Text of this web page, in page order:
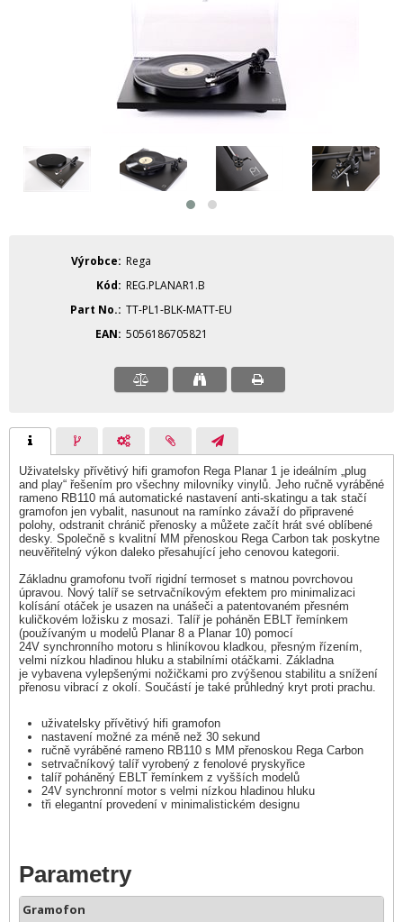
Výrobce
Rega
Kód
REG.PLANAR1.B
Part No. TT-PL1-BLK-MATT-EU
EAN 5056186705821
Uživatelsky přívětivý hifi gramofon Rega Planar 1 je ideálním „plug
and play“ řešením pro všechny milovníky vinylů. Jeho ručně vyráběné
rameno RB110 má automatické nastavení anti-skatingu a tak stačí
gramofon jen vybalit, nasunout na ramínko závaží do připravené
polohy, odstranit chránič přenosky a můžete začít hrát své oblíbené
desky. Společně s kvalitní MM přenoskou Rega Carbon tak poskytne
neuvěřitelný výkon daleko přesahující jeho cenovou kategorii.
Základnu gramofonu tvoří rigidní termoset s matnou povrchovou
úpravou. Nový talíř se setrvačníkovým efektem pro minimalizaci
kolísání otáček je usazen na unášeči a patentovaném přesném
kuličkovém ložisku z mosazi. Talíř je poháněn EBLT řemínkem
(používaným u modelů Planar 8 a Planar 10) pomocí
24V synchronního motoru s hliníkovou kladkou, přesným řízením,
velmi nízkou hladinou hluku a stabilními otáčkami. Základna
je vybavena vylepšenými nožičkami pro zvýšenou stabilitu a snížení
přenosu vibrací z okolí. Součástí je také průhledný kryt proti prachu.
uživatelsky přívětivý hifi gramofon
nastavení možné za méně než 30 sekund
ručně vyráběné rameno RB110 s MM přenoskou Rega Carbon
setrvačníkový talíř vyrobený z fenolové pryskyřice
talíř poháněný EBLT řemínkem z vyšších modelů
24V synchronní motor s velmi nízkou hladinou hluku
tři elegantní provedení v minimalistickém designu
Parametry
Gramofon